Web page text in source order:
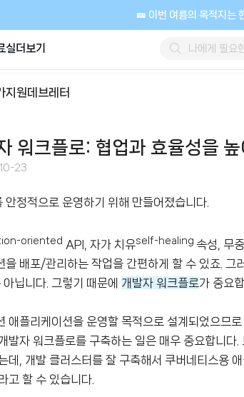
🎫 이번 여름의 목적지는
실더보기
지원데브레터
워크플로: 협업과 효율성을
23
정적으로 운영하기 위해 만들어졌습니다.
oriented API, 자가 치유self-healing 속성, 무
을 배포/관리하는 작업을 간편하게 할 수 있죠. 그
닙니다. 그렇기 때문에 개발자 워크플로가 중요
애플리케이션을 운영할 목적으로 설계되었으므
발자 워크플로를 구축하는 일은 매우 중요합니다
데, 개발 클러스터를 잘 구축해서 쿠버네티스용
고 할 수 있습니다.